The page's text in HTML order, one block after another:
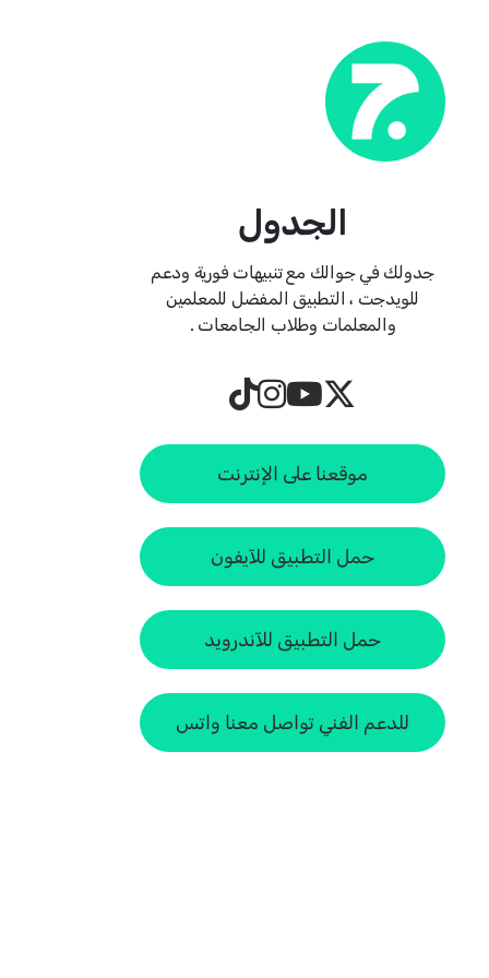
الجدول
جدولك في جوالك مع تنبيهات فورية ودعم
للويدجت ، التطبيق المفضل للمعلمين
والمعلمات وطلاب الجامعات .
موقعنا على الإنترنت
حمل التطبيق للآيفون
حمل التطبيق للآندرويد
للدعم الفني تواصل معنا واتس